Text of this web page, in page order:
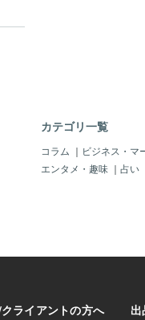
挟んで、期待以上に馬
いう話もありました。
きりで稽古を重ねてい
の馬中心で良いかと思
なり自信があります◎
カテゴリ一覧
コラム ｜ ビジネス・マ
エンタメ・趣味 ｜ 占い